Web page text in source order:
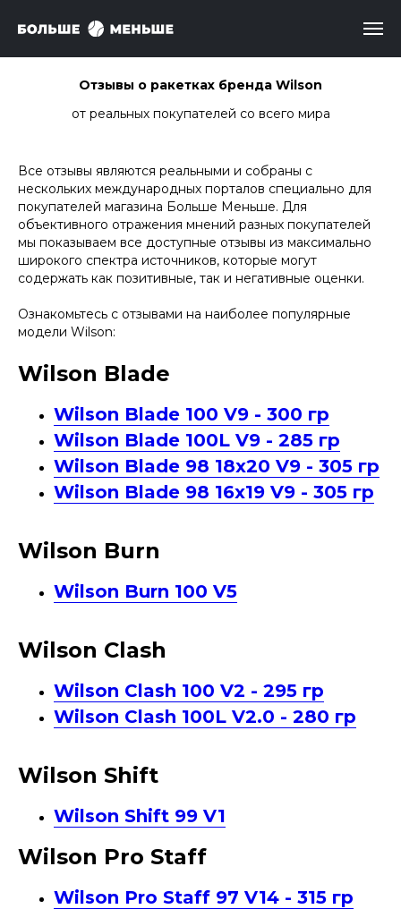
Отзывы о ракетках бренда Wilson
от реальных покупателей со всего мира
Все отзывы являются реальными и собраны с
нескольких международных порталов специально для
покупателей магазина Больше Меньше. Для
объективного отражения мнений разных покупателей
мы показываем все доступные отзывы из максимально
широкого спектра источников, которые могут
содержать как позитивные, так и негативные оценки.
Ознакомьтесь с отзывами на наиболее популярные
модели Wilson:
Wilson Blade
Wilson Blade 100 V9 - 300 гр
Wilson Blade 100L V9 - 285 гр
Wilson Blade 98 18x20 V9 - 305 гр
Wilson Blade 98 16x19 V9 - 305 гр
Wilson Burn
Wilson Burn 100 V5
Wilson Clash
Wilson Clash 100 V2 - 295 гр
Wilson Clash 100L V2.0 - 280 гр
Wilson Shift
Wilson Shift 99 V1
Wilson Pro Staff
Wilson Pro Staff 97 V14 - 315 гр